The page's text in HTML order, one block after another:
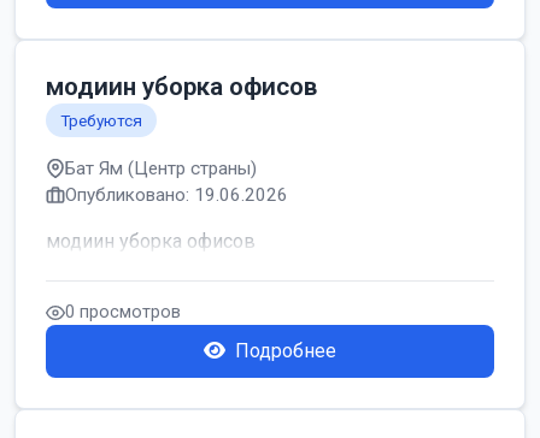
модиин уборка офисов
Требуются
Бат Ям (Центр страны)
Опубликовано: 19.06.2026
модиин уборка офисов
0 просмотров
Подробнее